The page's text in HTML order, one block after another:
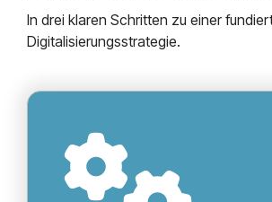
In drei klaren Schritten zu einer
Digitalisierungsstrategie.
Festlegung der zu